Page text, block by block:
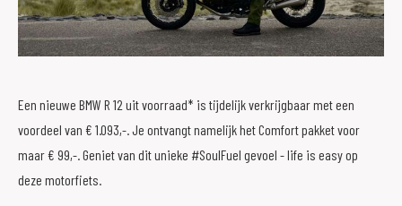
Een nieuwe BMW R 12 uit voorraad* is tijdelijk verkrijgbaar met een
voordeel van € 1.093,-. Je ontvangt namelijk het Comfort pakket voor
maar € 99,-. Geniet van dit unieke #SoulFuel gevoel - life is easy op
deze motorfiets.